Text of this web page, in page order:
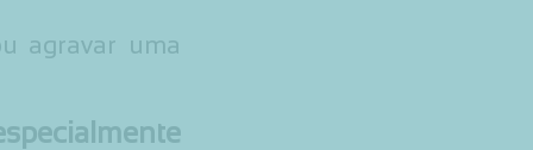
agravar uma